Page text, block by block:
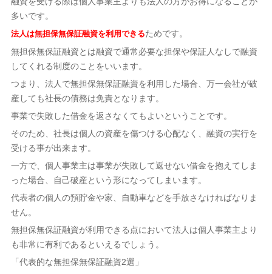
多いです。
法人は無担保無保証融資を利用できるためです。
無担保無保証融資とは融資で通常必要な担保や保証人なしで融資
してくれる制度のことをいいます。
つまり、法人で無担保無保証融資を利用した場合、万一会社が破
産しても社長の債務は免責となります。
事業で失敗した借金を返さなくてもよいということです。
そのため、社長は個人の資産を傷つける心配なく、融資の実行を
受ける事が出来ます。
一方で、個人事業主は事業が失敗して返せない借金を抱えてしま
った場合、自己破産という形になってしまいます。
代表者の個人の預貯金や家、自動車などを手放さなければなりま
せん。
無担保無保証融資が利用できる点において法人は個人事業主より
も非常に有利であるといえるでしょう。
「代表的な無担保無保証融資2選」